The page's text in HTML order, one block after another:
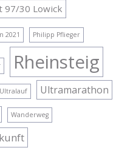
97/30 Lowick
2021 Philipp Pflieger
Rheinsteig
Ultralauf Ultramarathon
Wanderweg